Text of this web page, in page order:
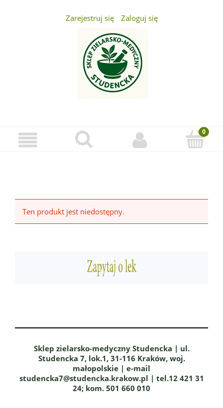
Zarejestruj się Zaloguj się
Ten produkt jest niedostępny.
Sklep zielarsko-medyczny Studencka | ul.
Studencka 7, lok.1, 31-116 Kraków, woj.
małopolskie | e-mail
studencka7@studencka.krakow.pl | tel.12 421 31
24; kom. 501 660 010